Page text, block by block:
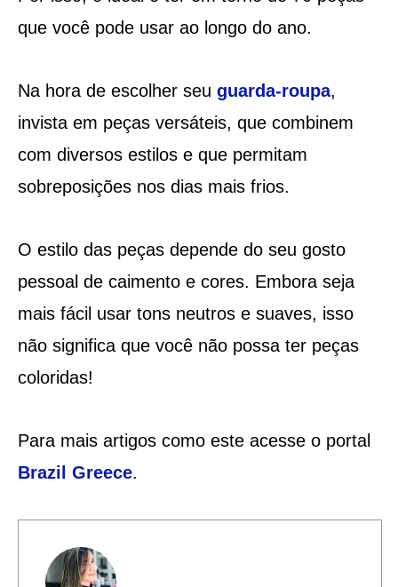
que você pode usar ao longo do ano.
Na hora de escolher seu guarda-roupa,
invista em peças versáteis, que combinem
com diversos estilos e que permitam
sobreposições nos dias mais frios.
O estilo das peças depende do seu gosto
pessoal de caimento e cores. Embora seja
mais fácil usar tons neutros e suaves, isso
não significa que você não possa ter peças
coloridas!
Para mais artigos como este acesse o portal
Brazil Greece.